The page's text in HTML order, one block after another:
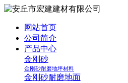
网站首页
公司简介
产品中心
金刚砂
金刚砂耐磨地坪材料
金刚砂耐磨地面